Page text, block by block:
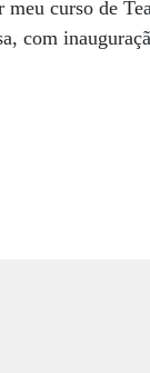
curso de
com